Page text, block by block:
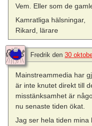
Vem. Eller som de
Kamratliga hälsningar,
Rikard, lärare
Fredrik den 30
Mainstreammedia har
är inte knutet direkt till
misstänksamhet är
nu senaste tiden ökat.
Jag ser hela tiden mina